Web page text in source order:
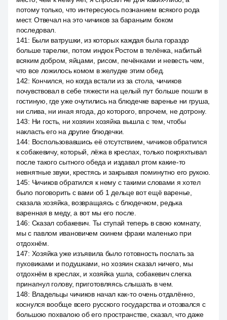
потому только, что интересуюсь познанием всякого рода
мест. Отвечал на это чичиков за бараньим боком
последовал.
141 : Были ватрушки, из которых каждая была гораздо
больше тарелки, потом индюк Ростом в телёнка, набитый
всяким добром, яйцами, рисом, печёнками и невесть чем,
что все ложилось комом в желудке этим обед.
142: Кончился, но когда встали из за стола, чичиков
почувствовал в себе тяжести на целый пут больше пошли в
гостиную, где уже очутились на блюдечке варенье ни груша,
ни слива, ни иная ягода, до которого, впрочем, не дотрону.
143: Ни гость, ни хозяин хозяйка вышла с тем, чтобы
накласть его на другие блюдечки.
144: Воспользовавшись её отсутствием, чичиков обратился
к собакевичу, который, лёжа в креслах, только покряхтывал
после такого сытного обеда и издавал ртом какие-то
невнятные звуки, крестясь и закрывая поминутно его рукою.
145: Чичиков обратился к нему с такими словами я хотел
было поговорить с вами об 1 дельце вот ещё варенье,
сказала хозяйка, возвращаясь с блюдечком, редька
варенная в меду, а вот мы его после.
146: Сказал собакевич. Ты ступай теперь в свою комнату,
мы с павлом ивановичем скинем фраки маленько при
отдохнём.
147: Хозяйка уже изъявила было готовность послать за
пуховиками и подушками, но хозяин сказал ничего, мы
отдохнём в креслах, и хозяйка ушла, собакевич слегка
принагнул голову, приготовляясь слышать в чем.
148: Владельцы чичиков начал как-то очень отдалённо,
коснулся вообще всего русского государства и отозвался с
большою похвалою об его пространстве, сказал, что даже